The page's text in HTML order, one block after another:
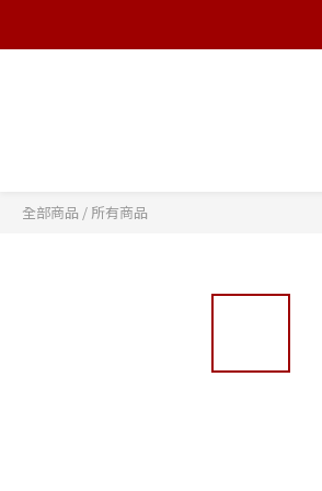
全部商品 / 所有商品